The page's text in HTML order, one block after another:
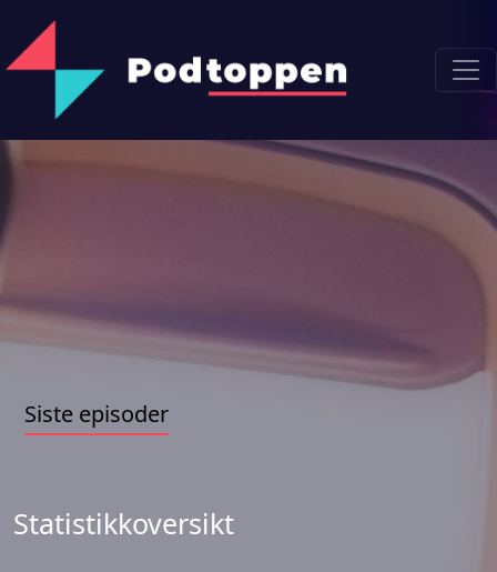
Siste episoder
Statistikkoversikt